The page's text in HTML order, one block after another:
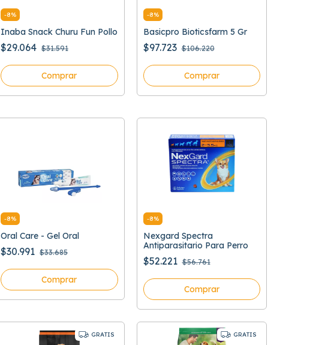
-8%
Inaba Snack Churu Fun Pollo
$29.064 $31.591
Comprar
-8%
Basicpro Bioticsfarm 5 Gr
$97.723 $106.220
Comprar
-8%
Oral Care - Gel Oral
$30.991 $33.685
Comprar
-8%
Nexgard Spectra
Antiparasitario Para Perro
$52.221 $56.761
Comprar
GRATIS GRATIS